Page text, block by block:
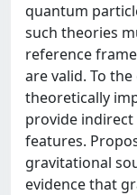
quantum
such theories
reference
are valid. To
theoretically
provide
features.
gravitational
evidence that